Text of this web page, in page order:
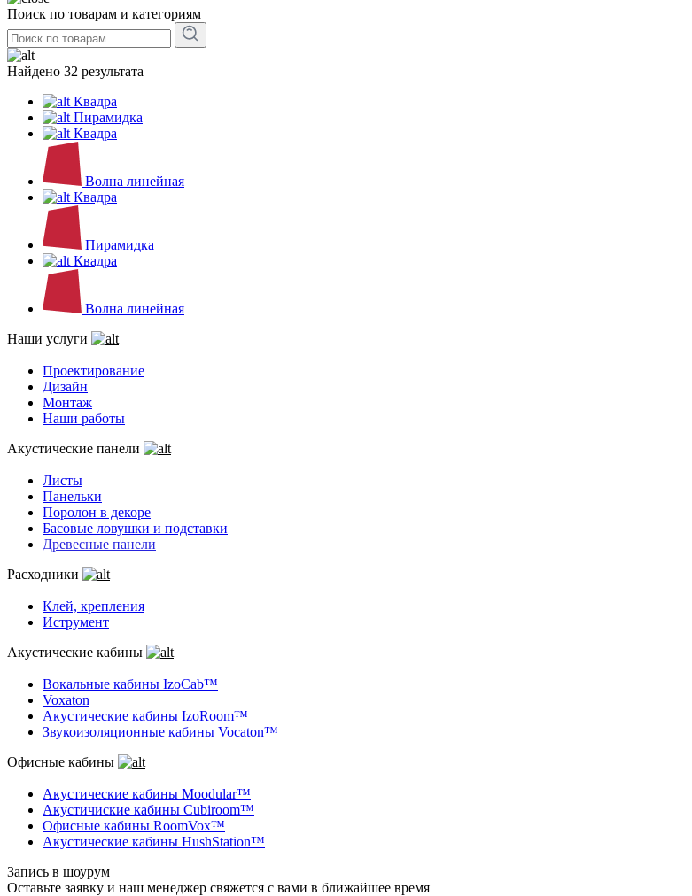
Поиск по товарам и категориям
Найдено 32 результата
Квадра
Пирамидка
Квадра
Волна линейная
Квадра
Пирамидка
Квадра
Волна линейная
Наши услуги
Проектирование
Дизайн
Монтаж
Наши работы
Акустические панели
Листы
Панельки
Поролон в декоре
Басовые ловушки и подставки
Древесные панели
Расходники
Клей, крепления
Иструмент
Акустические кабины
Вокальные кабины IzoCab™
Voxaton
Акустические кабины IzoRoom™
Звукоизоляционные кабины Vocaton™
Офисные кабины
Акустические кабины Moodular™
Акустичиские кабины Cubiroom™
Офисные кабины RoomVox™
Акустические кабины HushStation™
Запись в шоурум
Оставьте заявку и наш менеджер свяжется с вами в ближайшее время